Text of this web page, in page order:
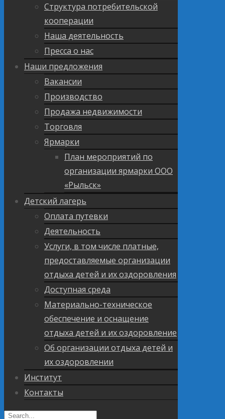
Структура потребительской
кооперации
Наша деятельность
Пресса о нас
Наши предложения
Вакансии
Производство
Продажа недвижимости
Торговля
Ярмарки
План мероприятий по
организации ярмарки ООО
«Рыльск»
Детский лагерь
Оплата путевки
Деятельность
Услуги, в том числе платные,
предоставляемые организации
отдыха детей и их оздоровления
Доступная среда
Материально-техническое
обеспечение и оснащение
отдыха детей и их оздоровление
Об организации отдыха детей и
их оздоровлении
Институт
Контакты